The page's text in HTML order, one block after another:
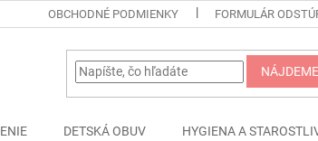
OBCHODNÉ PODMIENKY FORMULÁR
DETSKÁ OBUV HYGIENA A